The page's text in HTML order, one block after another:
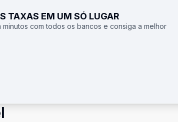
TAXAS EM UM SÓ LUGAR
minutos com todos os bancos e consiga a melhor